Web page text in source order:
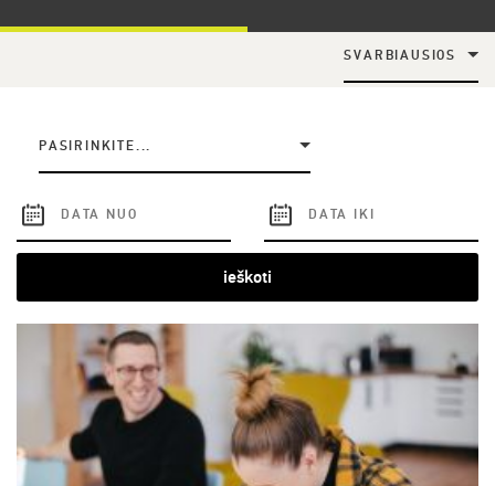
SVARBIAUSIOS
PASIRINKITE...
ieškoti